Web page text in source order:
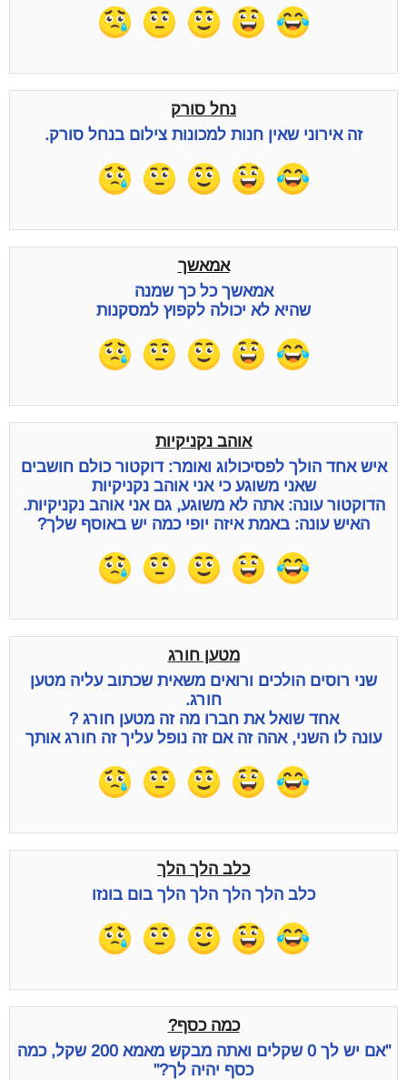
נחל סורק
זה אירוני שאין חנות למכונות צילום בנחל סורק.
אמאשך
אמאשך כל כך שמנה
שהיא לא יכולה לקפוץ למסקנות
אוהב נקניקיות
איש אחד הולך לפסיכולוג ואומר: דוקטור כולם חושבים
שאני משוגע כי אני אוהב נקניקיות
הדוקטור עונה: אתה לא משוגע, גם אני אוהב נקניקיות.
האיש עונה: באמת איזה יופי כמה יש באוסף שלך?
מטען חורג
שני רוסים הולכים ורואים משאית שכתוב עליה מטען
חורג.
אחד שואל את חברו מה זה מטען חורג ?
עונה לו השני, אהה זה אם זה נופל עליך זה חורג אותך
כלב הלך הלך
כלב הלך הלך הלך הלך בום בונזו
כמה כסף?
"אם יש לך 0 שקלים ואתה מבקש מאמא 200 שקל, כמה
כסף יהיה לך?"